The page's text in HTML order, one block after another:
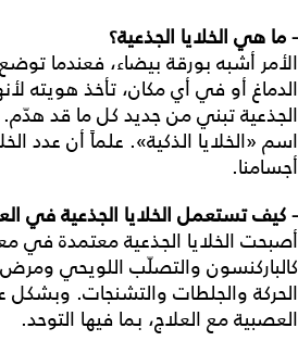
- ما هي الخلايا الجذعية؟
الأمر أشبه بورقة بيضاء، فعندما
الدماغ أو في أي مكان، تأخذ هويته
الجذعية تبني من جديد كل ما قد
اسم «الخلايا الذكية». علماً أن عدد
أجسامنا.
- كيف تستعمل الخلايا الجذعية في
أصبحت الخلايا الجذعية معتمدة في
الحركة والجلطات والتشنجات. وبشكل
العصبية مع العلاج، بما فيها التوحد.